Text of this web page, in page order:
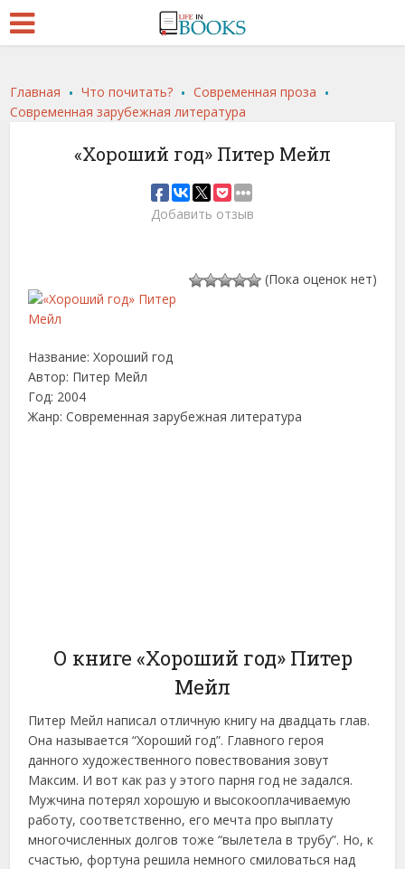
Главная .Что почитать? .Современная проза .
Современная зарубежная литература
«Хороший год» Питер Мейл
Добавить отзыв
(Пока оценок нет)
Название: Хороший год
Автор: Питер Мейл
Год: 2004
Жанр: Современная зарубежная литература
О книге «Хороший год» Питер
Мейл
Питер Мейл написал отличную книгу на двадцать глав.
Она называется “Хороший год”. Главного героя
данного художественного повествования зовут
Максим. И вот как раз у этого парня год не задался.
Мужчина потерял хорошую и высокооплачиваемую
работу, соответственно, его мечта про выплату
многочисленных долгов тоже “вылетела в трубу”. Но, к
счастью, фортуна решила немного смиловаться над